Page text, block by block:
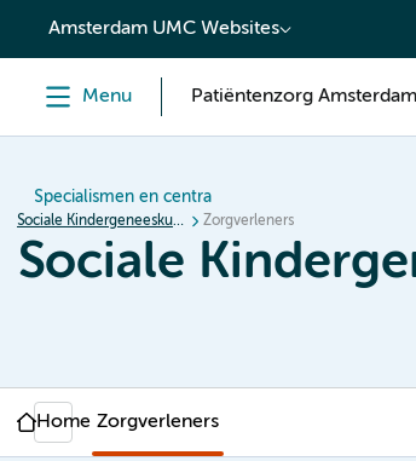
content
Amsterdam UMC Websites
Menu Patiëntenzorg
Specialismen en centra
Sociale Kindergeneeskunde Zorgverleners
Sociale
Home Zorgverleners